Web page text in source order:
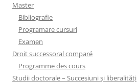
Master
Bibliografie
Programare cursuri
Examen
Droit successoral comparé
Programme des cours
Studii doctorale – Succesiuni și liberalități